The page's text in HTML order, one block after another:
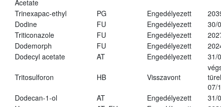
Acetate
Trinexapac-ethyl PG Engedélyezett
Dodine
FU Engedélyezett
30/
Triticonazole
FU Engedélyezett
Dodemorph
FU Engedélyezett
Dodecyl acetate
AT Engedélyezett 31/
Tritosulforon HB Visszavont
07/
Dodecan-1-ol
AT Engedélyezett
31/